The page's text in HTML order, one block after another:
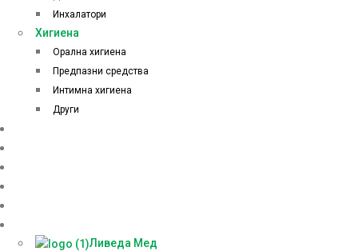
Инхалатори
Хигиена
Орална хигиена
Предпазни средства
Интимна хигиена
Други
Ливеда Мед